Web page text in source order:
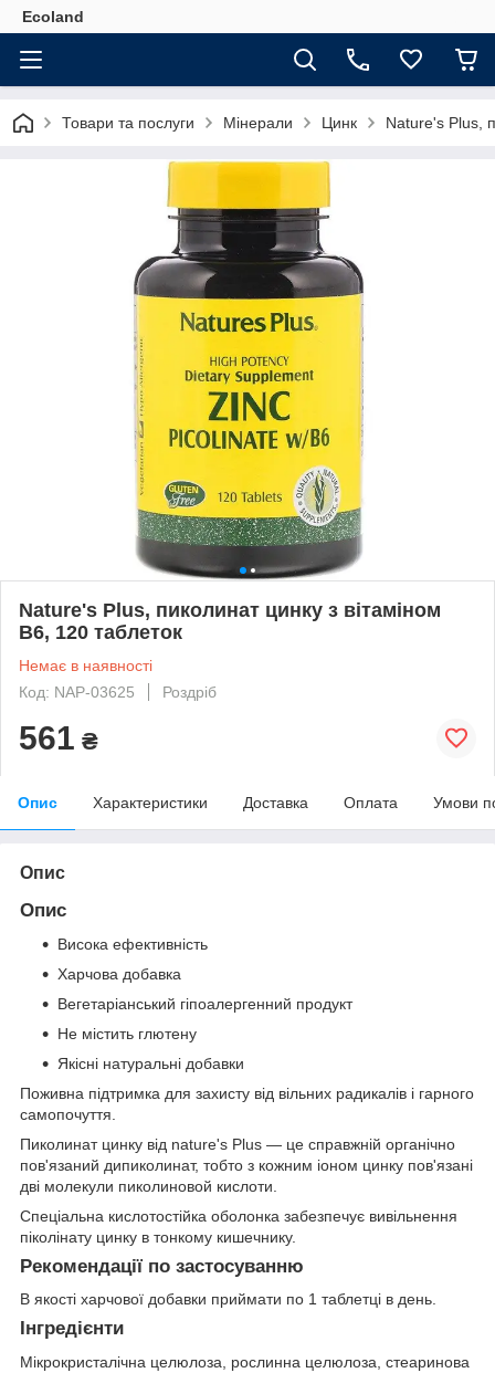
Ecoland
Товари та послуги Мінерали Цинк Nature's Plus,
Nature's Plus, пиколинат цинку з вітаміном
В6, 120 таблеток
Немає в наявності
Код: NAP-03625
Роздріб
561 ₴
Опис Характеристики Доставка Оплата Умови
Опис
Опис
Висока ефективність
Харчова добавка
Вегетаріанський гіпоалергенний продукт
Не містить глютену
Якісні натуральні добавки
Поживна підтримка для захисту від вільних радикалів і гарного
самопочуття.
Пиколинат цинку від nature's Plus — це справжній органічно
пов'язаний дипиколинат, тобто з кожним іоном цинку пов'язані
дві молекули пиколиновой кислоти.
Спеціальна кислотостійка оболонка забезпечує вивільнення
піколінату цинку в тонкому кишечнику.
Рекомендації по застосуванню
В якості харчової добавки приймати по 1 таблетці в день.
Інгредієнти
Мікрокристалічна целюлоза, рослинна целюлоза, стеаринова